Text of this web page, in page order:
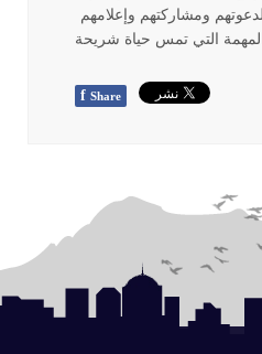
ومشاركتهم وإعلامهم
المهمة التي تمس حياة شريحة
f Share